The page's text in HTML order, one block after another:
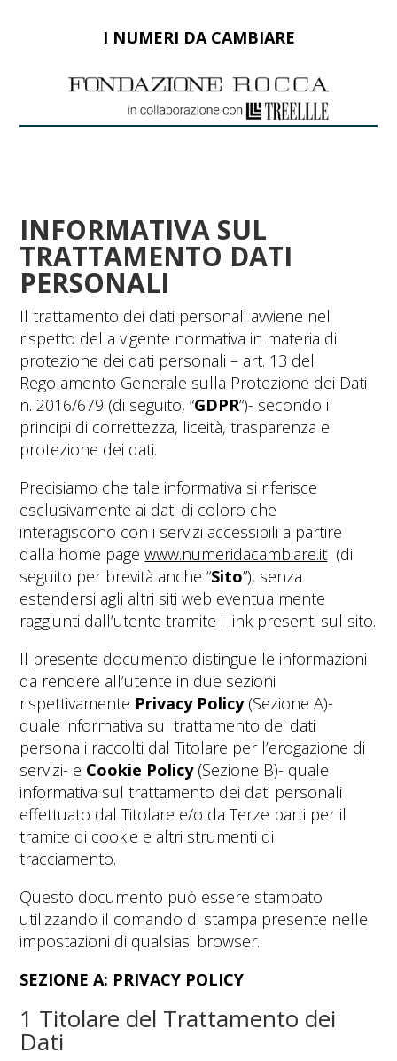
I NUMERI DA CAMBIARE
INFORMATIVA SUL
TRATTAMENTO DATI
PERSONALI
Il trattamento dei dati personali avviene nel
rispetto della vigente normativa in materia di
protezione dei dati personali – art. 13 del
Regolamento Generale sulla Protezione dei Dati
n. 2016/679 (di seguito, “GDPR”)- secondo i
principi di correttezza, liceità, trasparenza e
protezione dei dati.
Precisiamo che tale informativa si riferisce
esclusivamente ai dati di coloro che
interagiscono con i servizi accessibili a partire
dalla home pagewww.numeridacambiare.it (di
seguito per brevità anche “Sito”), senza
estendersi agli altri siti web eventualmente
raggiunti dall’utente tramite i link presenti sul sito.
Il presente documento distingue le informazioni
da rendere all’utente in due sezioni
rispettivamente Privacy Policy(Sezione A)-
quale informativa sul trattamento dei dati
personali raccolti dal Titolare per l’erogazione di
servizi- e Cookie Policy(Sezione B)- quale
informativa sul trattamento dei dati personali
effettuato dal Titolare e/o da Terze parti per il
tramite di cookie e altri strumenti di
tracciamento.
Questo documento può essere stampato
utilizzando il comando di stampa presente nelle
impostazioni di qualsiasi browser.
SEZIONE A: PRIVACY POLICY
1 Titolare del Trattamento dei
Dati